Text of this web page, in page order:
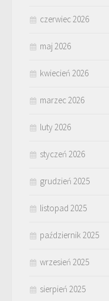
czerwiec 2026
maj 2026
kwiecień 2026
marzec 2026
luty 2026
styczeń 2026
grudzień 2025
listopad 2025
październik 2025
wrzesień 2025
sierpień 2025